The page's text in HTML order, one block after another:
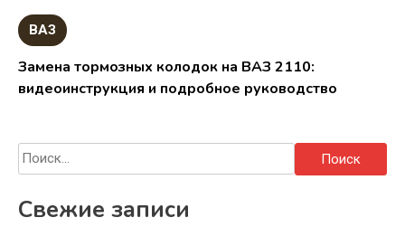
ВАЗ
Замена тормозных колодок на ВАЗ 2110:
видеоинструкция и подробное руководство
Найти:
Свежие записи